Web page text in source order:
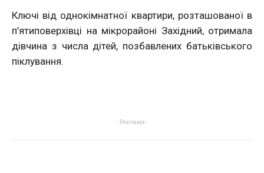
Ключі від однокімнатної квартири, розташованої в
п’ятиповерхівці на мікрорайоні Західний, отримала
дівчина з числа дітей, позбавлених батьківського
піклування.
- Реклама -